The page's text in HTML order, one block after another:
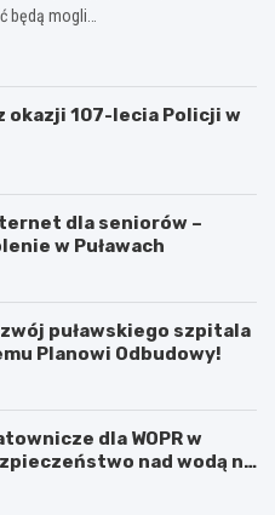
mogli…
okazji 107-lecia Policji w
dla seniorów –
w Puławach
puławskiego szpitala
Planowi Odbudowy!
dla WOPR w
nad wodą na